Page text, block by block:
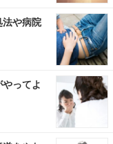
法や病院
ってよ